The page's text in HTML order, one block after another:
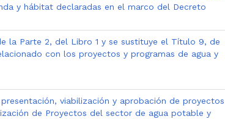
y hábitat declaradas en el marco del Decreto
la Parte 2, del Libro 1 y se sustituye el Título 9, de
con los proyectos y programas de agua y
viabilización y aprobación de proyectos
de Proyectos del sector de agua potable y